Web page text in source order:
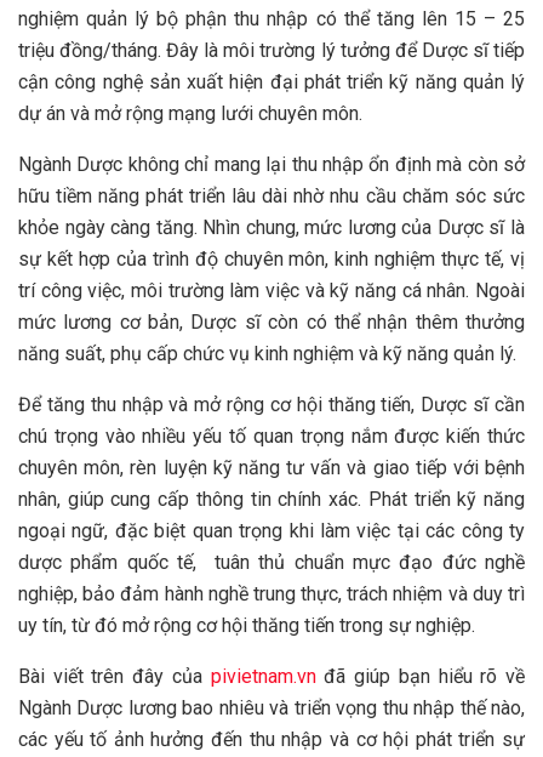
nghiệm quản lý bộ phận thu nhập có thể tăng lên 15 – 25
triệu đồng/tháng. Đây là môi trường lý tưởng để Dược sĩ tiếp
cận công nghệ sản xuất hiện đại phát triển kỹ năng quản lý
dự án và mở rộng mạng lưới chuyên môn.
Ngành Dược không chỉ mang lại thu nhập ổn định mà còn sở
hữu tiềm năng phát triển lâu dài nhờ nhu cầu chăm sóc sức
khỏe ngày càng tăng. Nhìn chung, mức lương của Dược sĩ là
sự kết hợp của trình độ chuyên môn, kinh nghiệm thực tế, vị
trí công việc, môi trường làm việc và kỹ năng cá nhân. Ngoài
mức lương cơ bản, Dược sĩ còn có thể nhận thêm thưởng
năng suất, phụ cấp chức vụ kinh nghiệm và kỹ năng quản lý.
Để tăng thu nhập và mở rộng cơ hội thăng tiến, Dược sĩ cần
chú trọng vào nhiều yếu tố quan trọng nắm được kiến thức
chuyên môn, rèn luyện kỹ năng tư vấn và giao tiếp với bệnh
nhân, giúp cung cấp thông tin chính xác. Phát triển kỹ năng
ngoại ngữ, đặc biệt quan trọng khi làm việc tại các công ty
dược phẩm quốc tế, tuân thủ chuẩn mực đạo đức nghề
nghiệp, bảo đảm hành nghề trung thực, trách nhiệm và duy trì
uy tín, từ đó mở rộng cơ hội thăng tiến trong sự nghiệp.
Bài viết trên đây của pivietnam.vnđã giúp bạn hiểu rõ về
Ngành Dược lương bao nhiêu và triển vọng thu nhập thế nào,
các yếu tố ảnh hưởng đến thu nhập và cơ hội phát triển sự